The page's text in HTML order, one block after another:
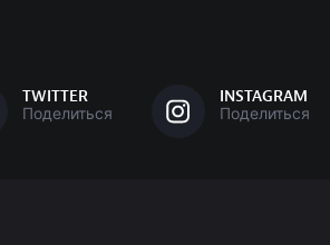
TWITTER
Поделиться
INSTAGRAM
Поделиться